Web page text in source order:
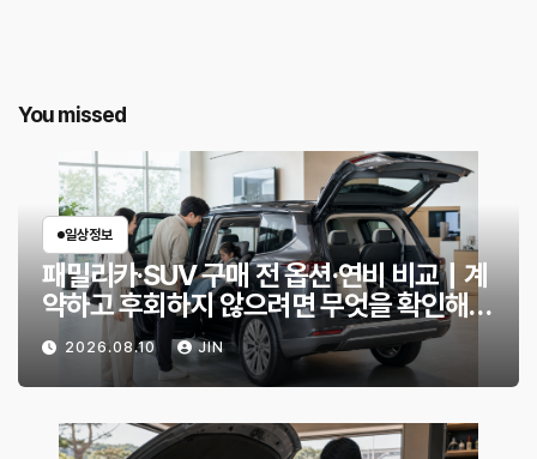
You missed
일상정보
패밀리카·SUV 구매 전 옵션·연비 비교｜계
약하고 후회하지 않으려면 무엇을 확인해야
할까?
2026.08.10 JIN